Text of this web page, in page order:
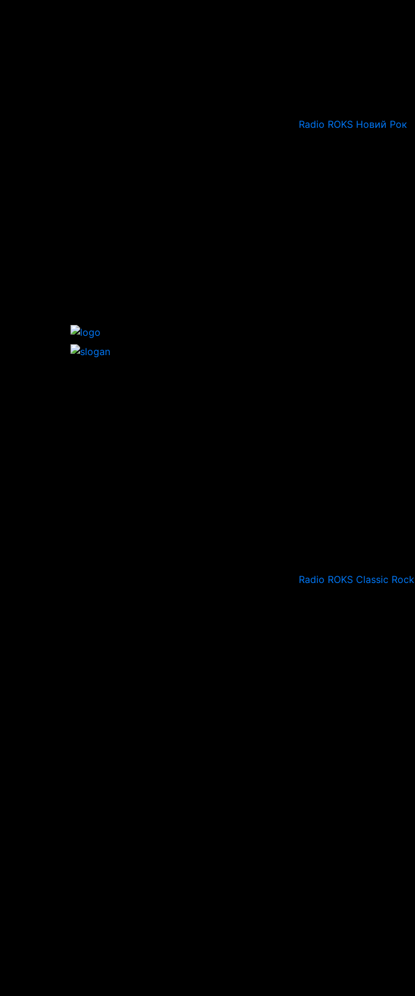
Radio ROKS Новий Рок
Radio ROKS Classic Rock